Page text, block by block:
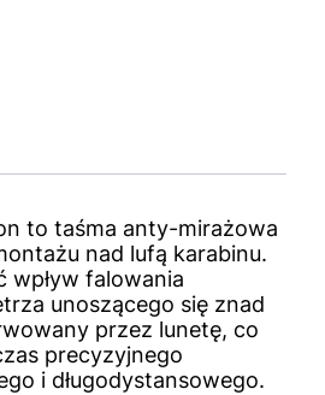
to taśma anty-mirażowa
nad lufą karabinu.
wpływ falowania
unoszącego się znad
przez lunetę, co
precyzyjnego
i długodystansowego.